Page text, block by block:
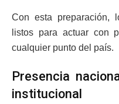
Con esta preparación,
listos para actuar con
cualquier punto del país.
Presencia
institucional